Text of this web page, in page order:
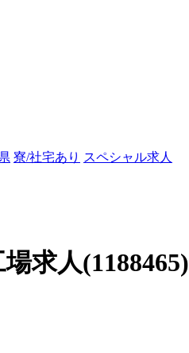
寮/社宅あり スペシャル求人
求人(1188465)